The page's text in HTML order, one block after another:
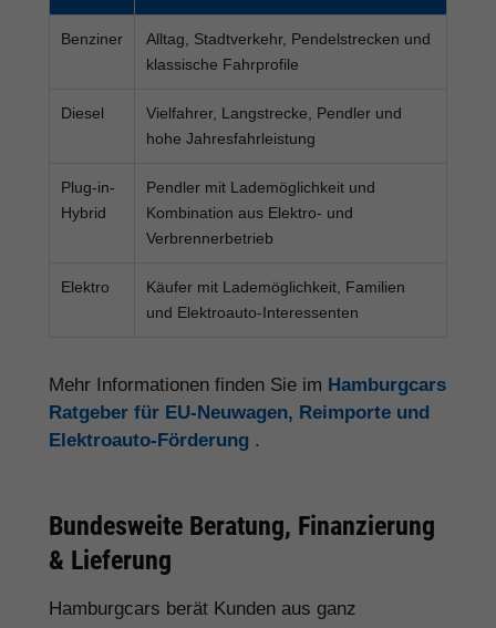
Benziner
Alltag, Stadtverkehr, Pendelstrecken und
klassische Fahrprofile
Diesel
Vielfahrer, Langstrecke, Pendler und
hohe Jahresfahrleistung
Plug-in-
Hybrid
Pendler mit Lademöglichkeit und
Kombination aus Elektro- und
Verbrennerbetrieb
Elektro
Käufer mit Lademöglichkeit, Familien
und Elektroauto-Interessenten
Mehr Informationen finden Sie im Hamburgcars
Ratgeber für EU-Neuwagen, Reimporte und
Elektroauto-Förderung .
Bundesweite Beratung, Finanzierung
& Lieferung
Hamburgcars berät Kunden aus ganz